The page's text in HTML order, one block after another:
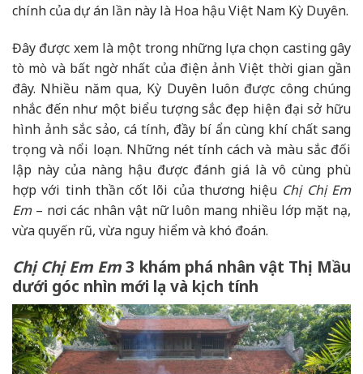
chính của dự án lần này là Hoa hậu Việt Nam Kỳ Duyên.
Đây được xem là một trong những lựa chọn casting gây
tò mò và bất ngờ nhất của điện ảnh Việt thời gian gần
đây. Nhiều năm qua, Kỳ Duyên luôn được công chúng
nhắc đến như một biểu tượng sắc đẹp hiện đại sở hữu
hình ảnh sắc sảo, cá tính, đầy bí ẩn cùng khí chất sang
trọng và nổi loạn. Những nét tính cách và màu sắc đối
lập này của nàng hậu được đánh giá là vô cùng phù
hợp với tinh thần cốt lõi của thương hiệu Chị Chị Em
Em– nơi các nhân vật nữ luôn mang nhiều lớp mặt nạ,
vừa quyến rũ, vừa nguy hiểm và khó đoán.
Chị Chị Em Em3 khám phá nhân vật Thị Mầu
dưới góc nhìn mới lạ và kịch tính